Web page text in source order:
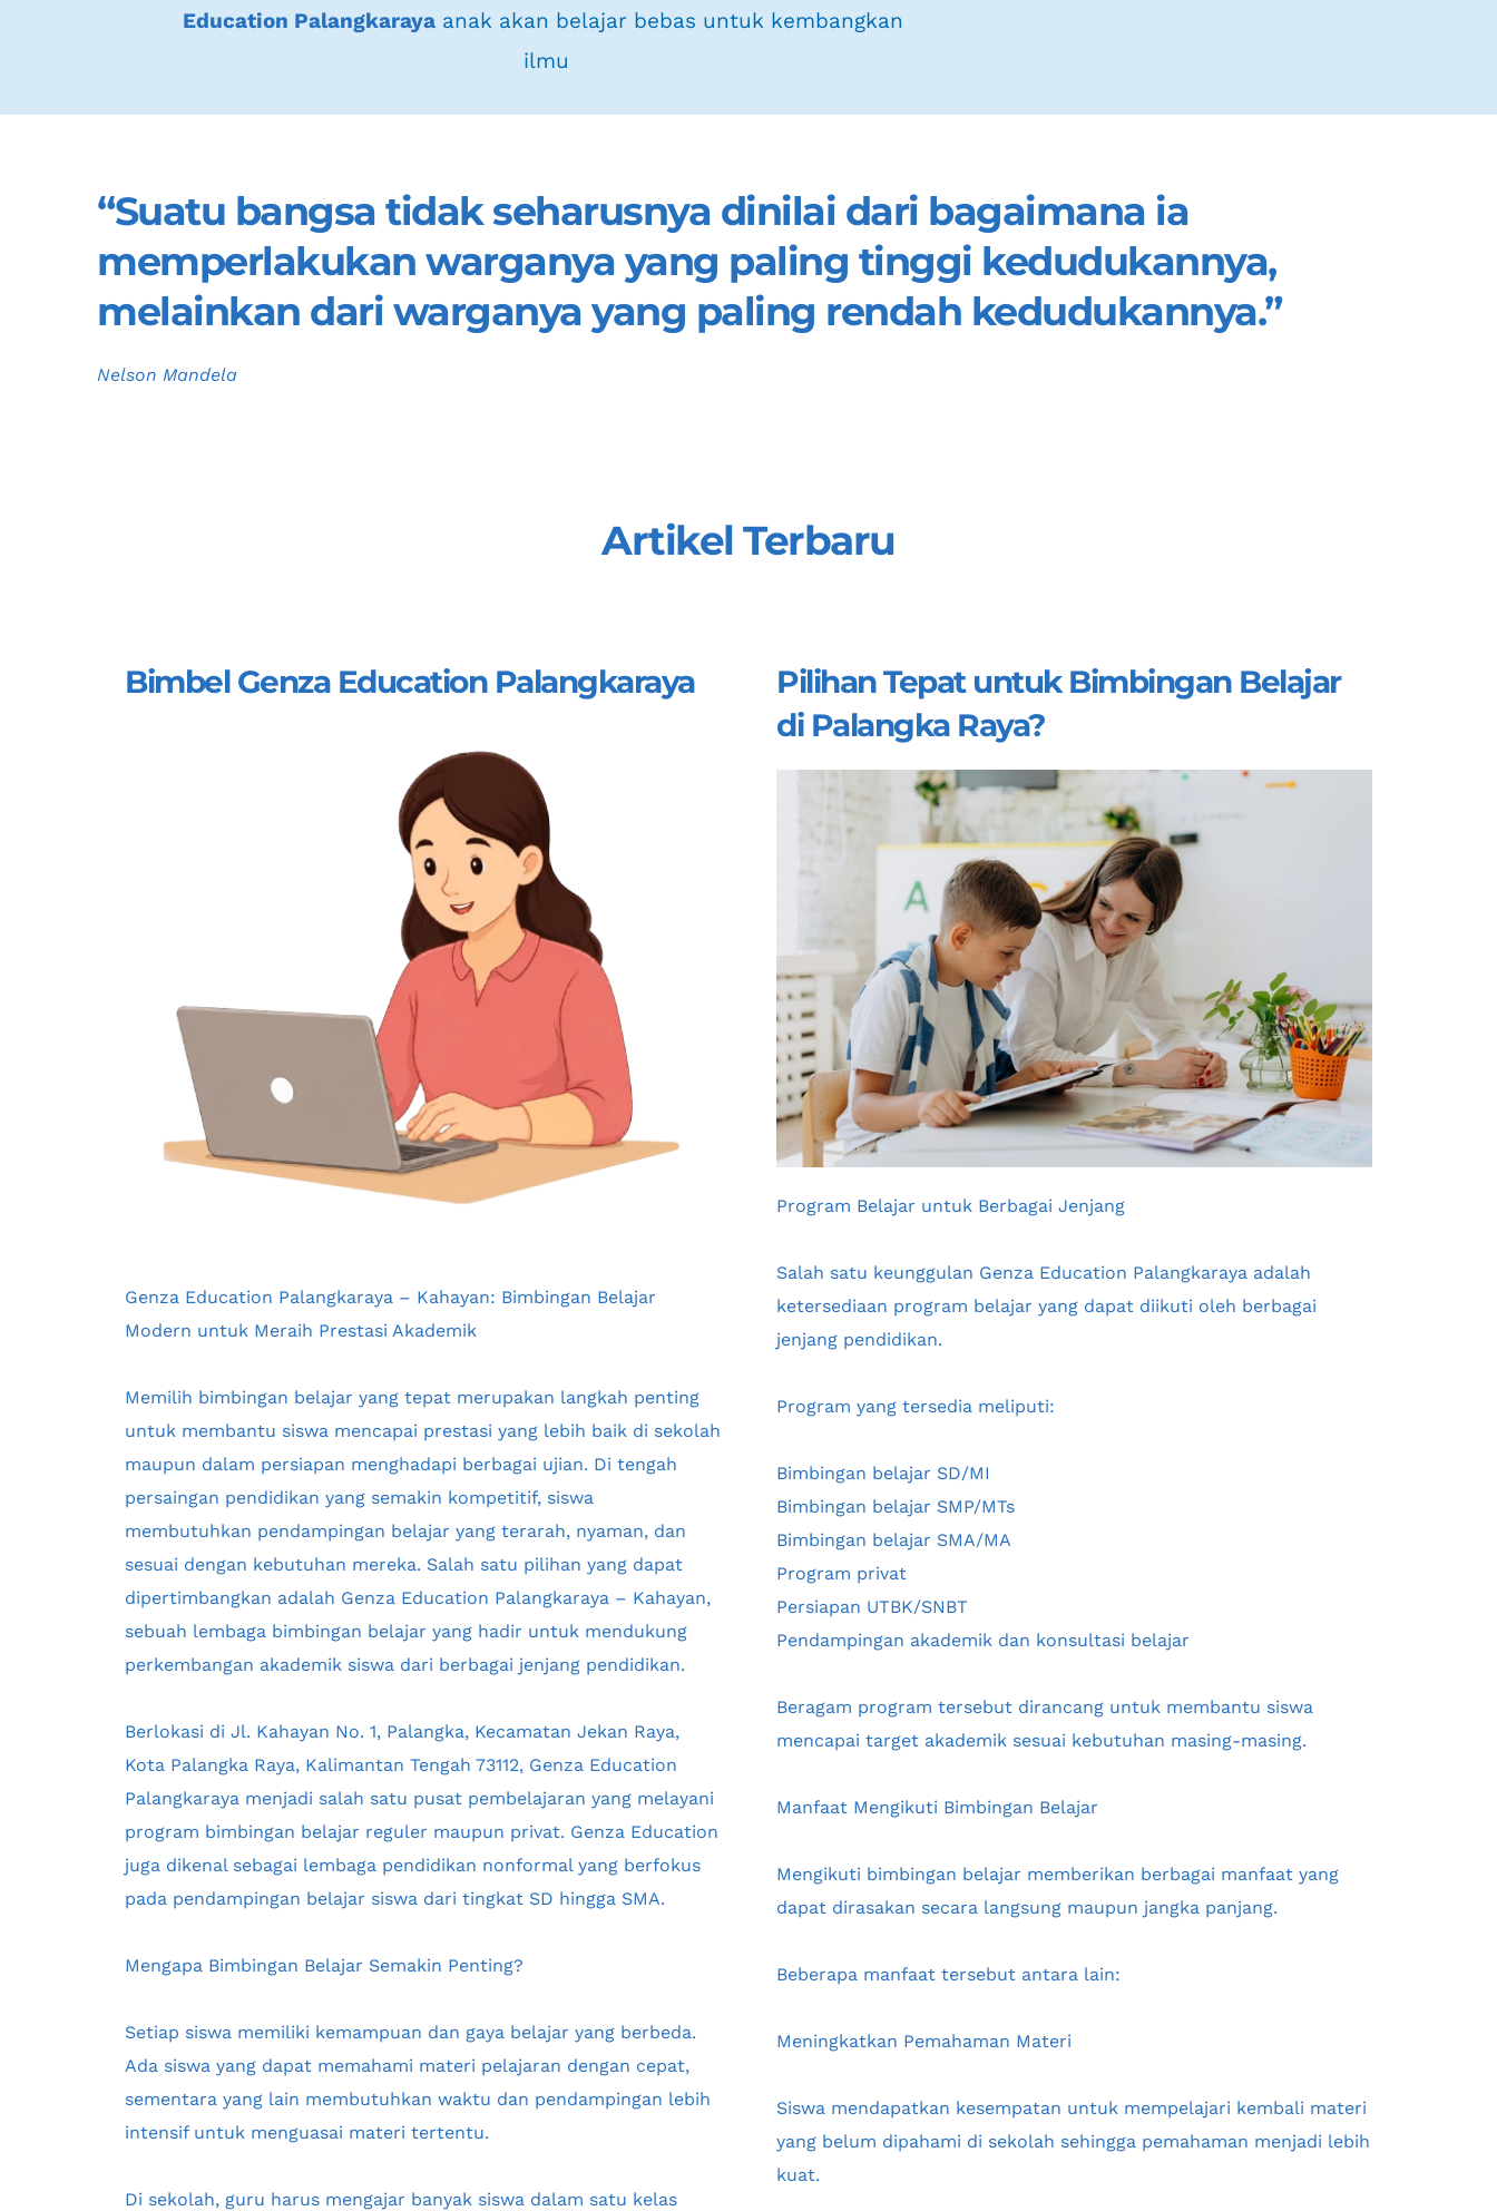
Education Palangkaraya anak akan belajar bebas untuk kembangkan
ilmu
“Suatu bangsa tidak seharusnya dinilai dari bagaimana ia
memperlakukan warganya yang paling tinggi kedudukannya,
melainkan dari warganya yang paling rendah kedudukannya.”
Nelson Mandela
Artikel Terbaru
Bimbel Genza Education Palangkaraya
Genza Education Palangkaraya – Kahayan: Bimbingan Belajar
Modern untuk Meraih Prestasi Akademik
Memilih bimbingan belajar yang tepat merupakan langkah penting
untuk membantu siswa mencapai prestasi yang lebih baik di sekolah
maupun dalam persiapan menghadapi berbagai ujian. Di tengah
persaingan pendidikan yang semakin kompetitif, siswa
membutuhkan pendampingan belajar yang terarah, nyaman, dan
sesuai dengan kebutuhan mereka. Salah satu pilihan yang dapat
dipertimbangkan adalah Genza Education Palangkaraya – Kahayan,
sebuah lembaga bimbingan belajar yang hadir untuk mendukung
perkembangan akademik siswa dari berbagai jenjang pendidikan.
Berlokasi di Jl. Kahayan No. 1, Palangka, Kecamatan Jekan Raya,
Kota Palangka Raya, Kalimantan Tengah 73112, Genza Education
Palangkaraya menjadi salah satu pusat pembelajaran yang melayani
program bimbingan belajar reguler maupun privat. Genza Education
juga dikenal sebagai lembaga pendidikan nonformal yang berfokus
pada pendampingan belajar siswa dari tingkat SD hingga SMA.
Mengapa Bimbingan Belajar Semakin Penting?
Setiap siswa memiliki kemampuan dan gaya belajar yang berbeda.
Ada siswa yang dapat memahami materi pelajaran dengan cepat,
sementara yang lain membutuhkan waktu dan pendampingan lebih
intensif untuk menguasai materi tertentu.
Di sekolah, guru harus mengajar banyak siswa dalam satu kelas
Pilihan Tepat untuk Bimbingan Belajar
di Palangka Raya?
Program Belajar untuk Berbagai Jenjang
Salah satu keunggulan Genza Education Palangkaraya adalah
ketersediaan program belajar yang dapat diikuti oleh berbagai
jenjang pendidikan.
Program yang tersedia meliputi:
Bimbingan belajar SD/MI
Bimbingan belajar SMP/MTs
Bimbingan belajar SMA/MA
Program privat
Persiapan UTBK/SNBT
Pendampingan akademik dan konsultasi belajar
Beragam program tersebut dirancang untuk membantu siswa
mencapai target akademik sesuai kebutuhan masing-masing.
Manfaat Mengikuti Bimbingan Belajar
Mengikuti bimbingan belajar memberikan berbagai manfaat yang
dapat dirasakan secara langsung maupun jangka panjang.
Beberapa manfaat tersebut antara lain:
Meningkatkan Pemahaman Materi
Siswa mendapatkan kesempatan untuk mempelajari kembali materi
yang belum dipahami di sekolah sehingga pemahaman menjadi lebih
kuat.